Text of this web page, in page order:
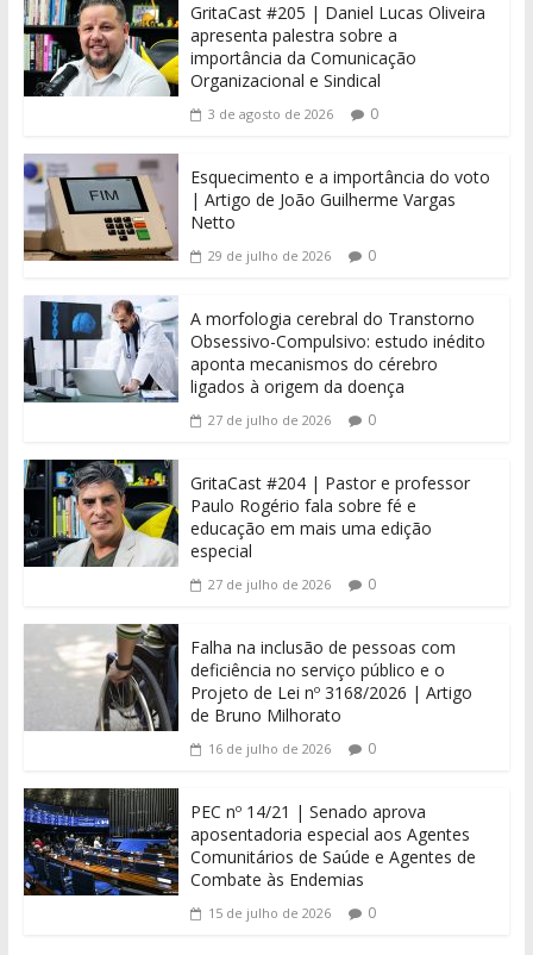
GritaCast #205 | Daniel Lucas Oliveira
apresenta palestra sobre a
importância da Comunicação
Organizacional e Sindical
3 de agosto de 2026 0
Esquecimento e a importância do voto
| Artigo de João Guilherme Vargas
Netto
29 de julho de 2026 0
A morfologia cerebral do Transtorno
Obsessivo-Compulsivo: estudo inédito
aponta mecanismos do cérebro
ligados à origem da doença
27 de julho de 2026 0
GritaCast #204 | Pastor e professor
Paulo Rogério fala sobre fé e
educação em mais uma edição
especial
27 de julho de 2026 0
Falha na inclusão de pessoas com
deficiência no serviço público e o
Projeto de Lei nº 3168/2026 | Artigo
de Bruno Milhorato
16 de julho de 2026 0
PEC nº 14/21 | Senado aprova
aposentadoria especial aos Agentes
Comunitários de Saúde e Agentes de
Combate às Endemias
15 de julho de 2026 0